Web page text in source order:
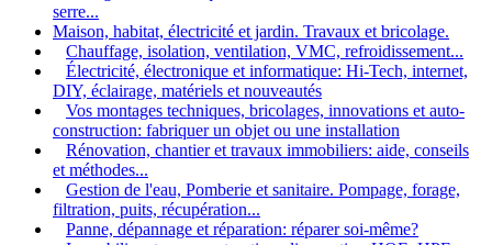
serre...
Maison, habitat, électricité et jardin. Travaux et bricolage.
Chauffage, isolation, ventilation, VMC, refroidissement...
Électricité, électronique et informatique: Hi-Tech, internet,
DIY, éclairage, matériels et nouveautés
Vos montages techniques, bricolages, innovations et auto-
construction: fabriquer un objet ou une installation
Rénovation, chantier et travaux immobiliers: aide, conseils
et méthodes...
Gestion de l'eau, Pomberie et sanitaire. Pompage, forage,
filtration, puits, récupération...
Panne, dépannage et réparation: réparer soi-même?